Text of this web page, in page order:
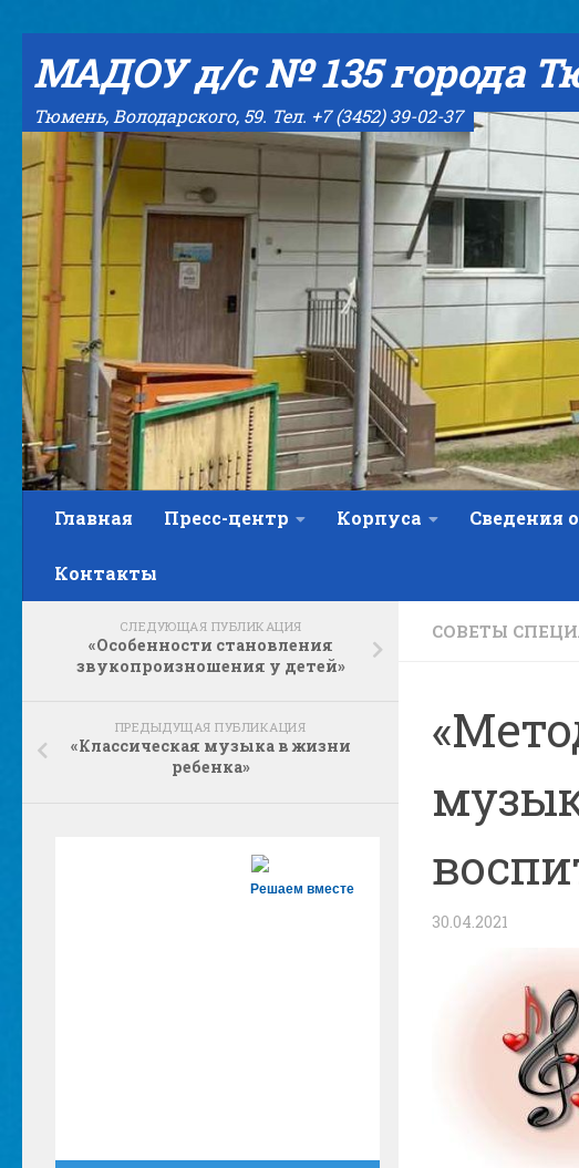
Skip to content
МАДОУ д/с № 135 города
Тюмень, Володарского, 59. Тел. +7 (3452) 39-02-37
Главная Пресс-центр Корпуса Сведения
Контакты
СОВЕТЫ
30.04.2021
СЛЕДУЮЩАЯ ПУБЛИКАЦИЯ
«Особенности становления
звукопроизношения у детей»
ПРЕДЫДУЩАЯ ПУБЛИКАЦИЯ
«Классическая музыка в жизни
ребенка»
Решаем вместе